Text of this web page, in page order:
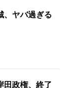
、ヤバ過ぎる
田政権、終了